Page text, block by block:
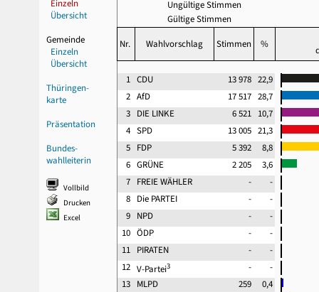
Einzeln
Übersicht
Gemeinde
Einzeln
Übersicht
Thüringen-
karte
Präsentation
Bundes-
wahlleiterin
Vollbild
Drucken
Excel
Ungültige Stimmen
Gültige Stimmen
Nr. Wahlvorschlag Stimmen %
1 CDU 13 978 22,9
2 AfD 17 517 28,7
3 DIE LINKE 6 521 10,7
4 SPD 13 005 21,3
5 FDP 5 392
8,8
6 GRÜNE 2 205
3,6
7 FREIE WÄHLER -
-
8 Die PARTEI -
-
9 NPD -
-
10 ÖDP -
-
11 PIRATEN -
-
12 V-Partei3 -
-
13 MLPD 259
0,4